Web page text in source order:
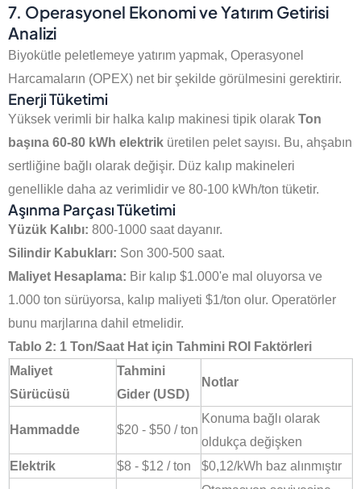
7. Operasyonel Ekonomi ve Yatırım Getirisi
Analizi
Biyokütle peletlemeye yatırım yapmak, Operasyonel
Harcamaların (OPEX) net bir şekilde görülmesini gerektirir.
Enerji Tüketimi
Yüksek verimli bir halka kalıp makinesi tipik olarak Ton
başına 60-80 kWh elektrik üretilen pelet sayısı. Bu, ahşabın
sertliğine bağlı olarak değişir. Düz kalıp makineleri
genellikle daha az verimlidir ve 80-100 kWh/ton tüketir.
Aşınma Parçası Tüketimi
Yüzük Kalıbı: 800-1000 saat dayanır.
Silindir Kabukları: Son 300-500 saat.
Maliyet Hesaplama: Bir kalıp $1.000'e mal oluyorsa ve
1.000 ton sürüyorsa, kalıp maliyeti $1/ton olur. Operatörler
bunu marjlarına dahil etmelidir.
Tablo 2: 1 Ton/Saat Hat için Tahmini ROI Faktörleri
Maliyet
Sürücüsü
Tahmini
Gider (USD)
Notlar
Hammadde $20 - $50 / ton
Konuma bağlı olarak
oldukça değişken
Elektrik
$8 - $12 / ton
$0,12/kWh baz alınmıştır